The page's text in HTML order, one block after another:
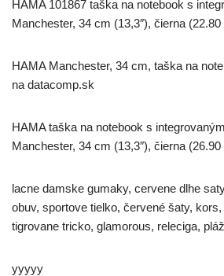
HAMA 101867 taška na notebook s
Manchester, 34 cm (13,3″), čierna
HAMA Manchester, 34 cm, taška na
na datacomp.sk
HAMA taška na notebook s
Manchester, 34 cm (13,3″), čierna
lacne damske gumaky, cervene dlhe
obuv, sportove tielko, červené šaty,
tigrovane tricko, glamorous, releciga,
yyyyy